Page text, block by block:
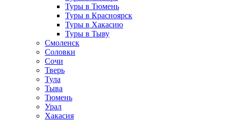
Туры в Тюмень
Туры в Красноярск
Туры в Хакасию
Туры в Тыву
Смоленск
Соловки
Сочи
Тверь
Тула
Тыва
Тюмень
Урал
Хакасия